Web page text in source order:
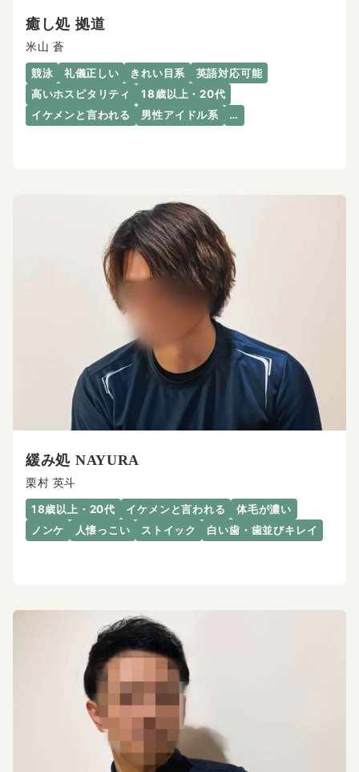
癒し処 拠道
米山 蒼
競泳 礼儀正しい きれい目系
英語対応可能
高いホスピタリティ
18歳以上・20代
イケメンと言われる
男性アイドル系 …
緩み処 NAYURA
栗村 英斗
18歳以上・20代 イケメンと言われる
体毛が濃い
ノンケ
人懐っこい ストイック 白い歯・歯並びキレイ